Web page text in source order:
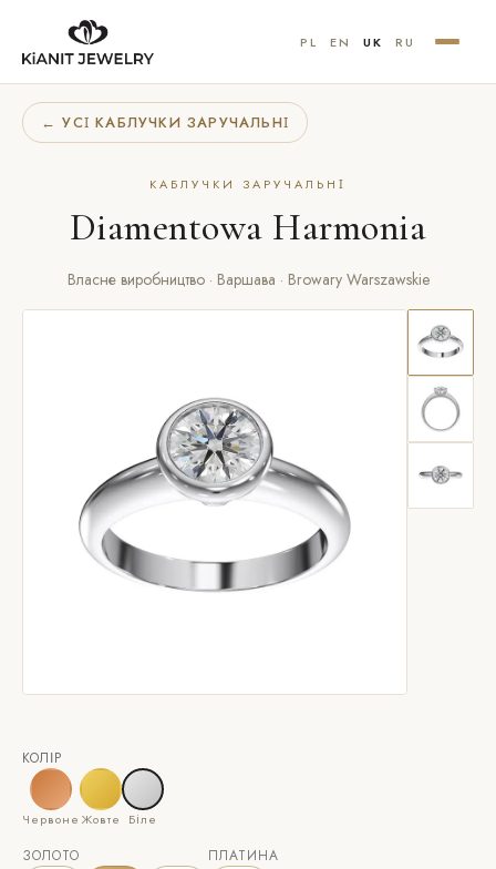
PL EN UK RU
← УСІ КАБЛУЧКИ ЗАРУЧАЛЬНІ
КАБЛУЧКИ ЗАРУЧАЛЬНІ
Diamentowa Harmonia
Власне виробництво · Варшава · Browary Warszawskie
КОЛІР
Червоне Жовте Біле
ЗОЛОТО ПЛАТИНА